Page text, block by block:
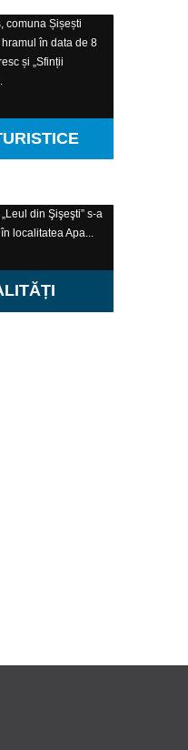
comuna Șișești
în data de 8
și „Sfinții
din Şişeşti” s-a
localitatea Apa...